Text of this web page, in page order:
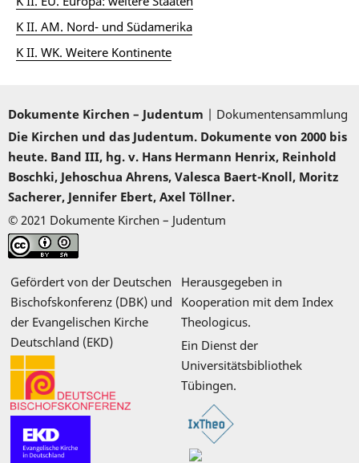
K II. AM. Nord- und Südamerika
K II. WK. Weitere Kontinente
Dokumente Kirchen – Judentum | Dokumentensammlung
Die Kirchen und das Judentum. Dokumente von 2000 bis
heute. Band III, hg. v. Hans Hermann Henrix, Reinhold
Boschki, Jehoschua Ahrens, Valesca Baert-Knoll, Moritz
Sacherer, Jennifer Ebert, Axel Töllner.
© 2021 Dokumente Kirchen – Judentum
Gefördert von der Deutschen
Bischofskonferenz (DBK) und
der Evangelischen Kirche
Deutschland (EKD)
Herausgegeben in
Kooperation mit dem Index
Theologicus.
Ein Dienst der
Universitätsbibliothek
Tübingen.